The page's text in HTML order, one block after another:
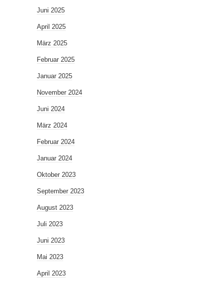
Juni 2025
April 2025
März 2025
Februar 2025
Januar 2025
November 2024
Juni 2024
März 2024
Februar 2024
Januar 2024
Oktober 2023
September 2023
August 2023
Juli 2023
Juni 2023
Mai 2023
April 2023